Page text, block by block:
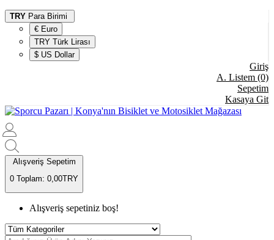
TRY Para Birimi
€ Euro
TRY Türk Lirası
$ US Dollar
Giriş
A. Listem (0)
Sepetim
Kasaya Git
Alışveriş Sepetim
0 Toplam: 0,00TRY
Alışveriş sepetiniz boş!